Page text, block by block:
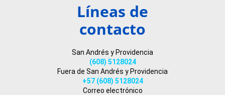
Líneas de
contacto
San Andrés y Providencia
(608) 5128024
Fuera de San Andrés y Providencia
+57 (608) 5128024
Correo electrónico